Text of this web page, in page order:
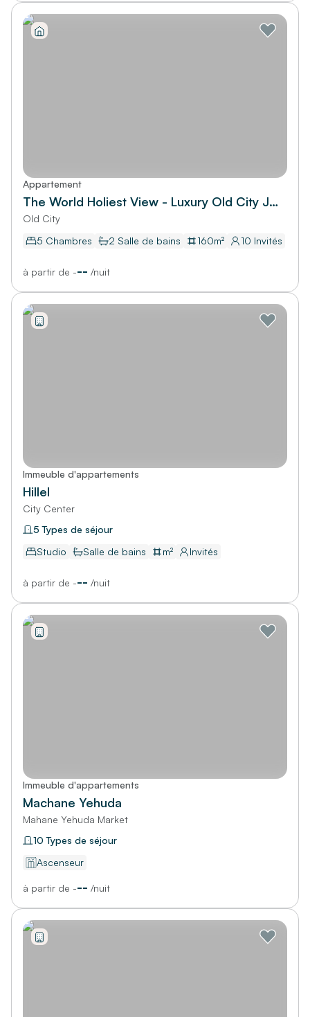
Appartement
The World Holiest View - Luxury Old City Jerusalem
Old City
5 Chambres
2 Salle de bains 160m² 10 Invités
à partir de --- /nuit
Immeuble d'appartements
Hillel
City Center
5 Types de séjour
Studio
Salle de bains m² Invités
à partir de --- /nuit
Immeuble d'appartements
Machane Yehuda
Mahane Yehuda Market
10 Types de séjour
Ascenseur
à partir de --- /nuit